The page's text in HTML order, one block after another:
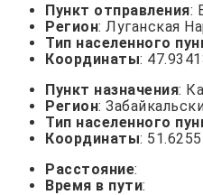
Пункт отправления:
Регион: Луганская
Тип населенного
Координаты:
Пункт назначения:
Регион:
Тип населенного
Координаты:
Расстояние:
Время в пути: